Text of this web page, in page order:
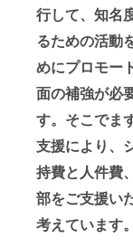
行して、知名
るための活動
めにプロモー
面の補強が必
す。そこでま
支援により、
持費と人件費
部をご支援い
考えています。